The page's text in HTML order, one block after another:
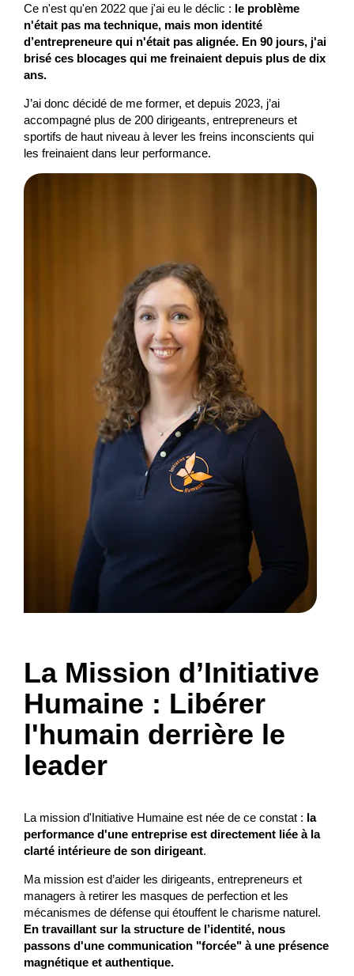
Ce n'est qu'en 2022 que j'ai eu le déclic : le problème
n'était pas ma technique, mais mon identité
d’entrepreneure qui n'était pas alignée. En 90 jours, j'ai
brisé ces blocages qui me freinaient depuis plus de dix
ans.
J’ai donc décidé de me former, et depuis 2023, j’ai
accompagné plus de 200 dirigeants, entrepreneurs et
sportifs de haut niveau à lever les freins inconscients qui
les freinaient dans leur performance.
La Mission d’Initiative
Humaine : Libérer
l'humain derrière le
leader
La mission d'Initiative Humaine est née de ce constat : la
performance d'une entreprise est directement liée à la
clarté intérieure de son dirigeant.
Ma mission est d’aider les dirigeants, entrepreneurs et
managers à retirer les masques de perfection et les
mécanismes de défense qui étouffent le charisme naturel.
En travaillant sur la structure de l’identité, nous
passons d'une communication "forcée" à une présence
magnétique et authentique.